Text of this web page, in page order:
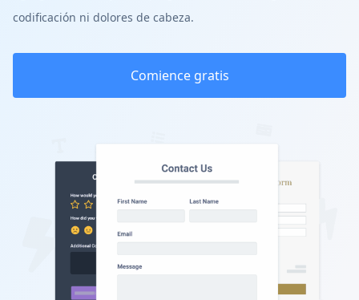
codificación ni dolores de cabeza.
Comience gratis